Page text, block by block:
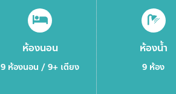
ห้องนอน
9 ห้องนอน / 9+ เตียง
ห้องน้ำ
9 ห้อง